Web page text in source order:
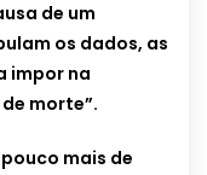
de um
os dados, as
impor na
morte”.
mais de